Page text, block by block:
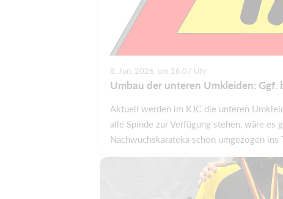
8. Jun. 2026, um 16.07 Uhr
Umbau der unteren Umkleiden: Ggf.
Aktuell werden im KJC die unteren
alle Spinde zur Verfügung stehen, wäre es
Nachwuchskarateka schon umgezogen